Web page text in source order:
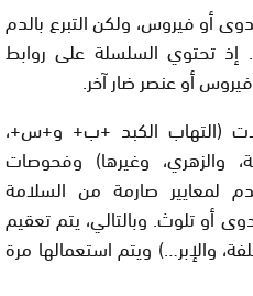
أو فيروس، ولكن التبرع بالدم
تحتوي السلسلة على روابط
أو عنصر ضار آخر.
(التهاب الكبد +ب+ و+س+،
والزهري، وغيرها) وفحوصات
لمعايير صارمة من السلامة
أو تلوث. وبالتالي، يتم تعقيم
والإبر…) ويتم استعمالها مرة